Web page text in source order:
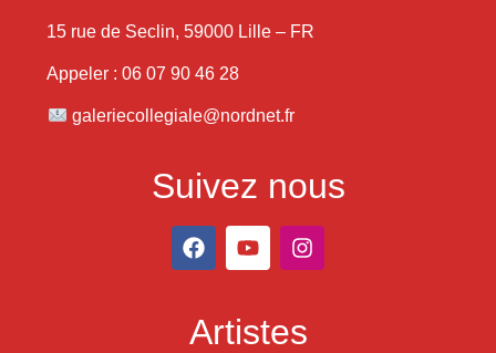
15 rue de Seclin, 59000 Lille – FR
Appeler : 06 07 90 46 28
galeriecollegiale@nordnet.fr
Suivez nous
Artistes